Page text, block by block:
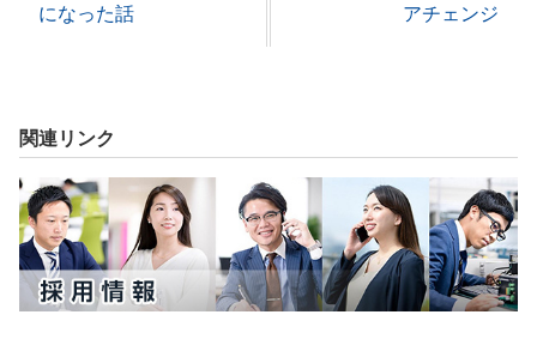
になった話
アチェンジ
関連リンク